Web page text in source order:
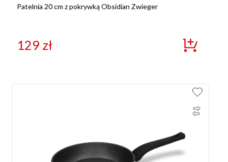
Patelnia 20 cm z pokrywką Obsidian Zwieger
129 zł